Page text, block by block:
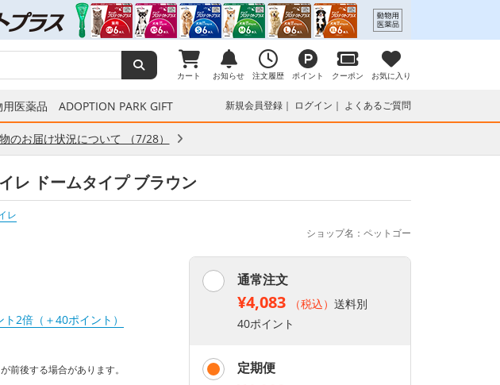
カート お知らせ 注文履歴 ポイント クーポン お気に入り
用医薬品 ADOPTION PARK GIFT 新規会員登録 ログイン よくあるご質問
のお届け状況について （7/28）
レ ドームタイプ ブラウン
レ
ショップ名：ペットゴー
2倍（＋40ポイント）
前後する場合があります。
通常注文
¥4,083 （税込） 送料別
40ポイント
定期便